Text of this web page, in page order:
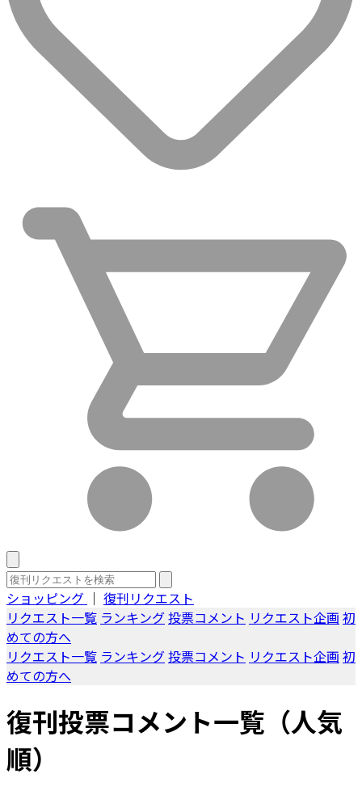
ショッピング ｜ 復刊リクエスト
リクエスト一覧 ランキング投票コメント リクエスト企画 初
めての方へ
リクエスト一覧 ランキング投票コメント リクエスト企画 初
めての方へ
復刊投票コメント一覧（人気
順）